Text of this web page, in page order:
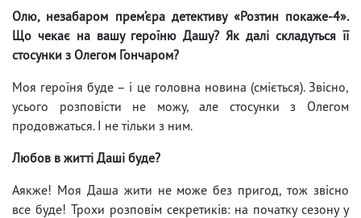
Олю, незабаром прем’єра детективу «Розтин покаже-4».
Що чекає на вашу героїню Дашу? Як далі складуться її
стосунки з Олегом Гончаром?
Моя героїня буде – і це головна новина (сміється). Звісно,
усього розповісти не можу, але стосунки з Олегом
продовжаться. І не тільки з ним.
Любов в житті Даші буде?
Аякже! Моя Даша жити не може без пригод, тож звісно
все буде! Трохи розповім секретиків: на початку сезону у